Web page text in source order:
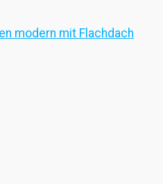
modern mit Flachdach